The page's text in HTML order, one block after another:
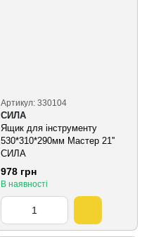
Артикул: 330104
СИЛА
Ящик для інструменту
530*310*290мм Мастер 21''
СИЛА
978 грн
В наявності